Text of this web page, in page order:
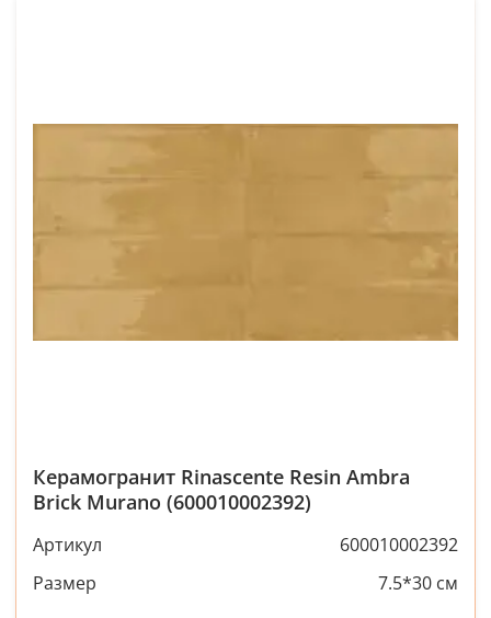
Керамогранит Rinascente Resin Ambra
Brick Murano (600010002392)
Артикул
600010002392
Размер
7.5*30 см